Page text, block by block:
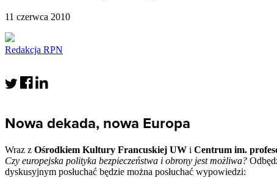
11 czerwca 2010
Redakcja RPN
Nowa dekada, nowa Europa
Wraz z Ośrodkiem Kultury Francuskiej UW i Centrum im.
Czy europejska polityka bezpieczeństwa i obrony jest możliwa?
dyskusyjnym posłuchać będzie można posłuchać wypowiedzi: